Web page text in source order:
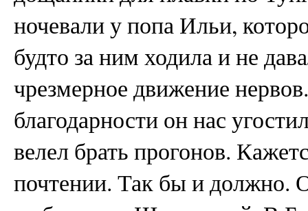
ночевали у попа Ильи,
будто за ним ходила и не
чрезмерное движение
благодарности он нас
велел брать прогонов.
почтении. Так бы и должно.